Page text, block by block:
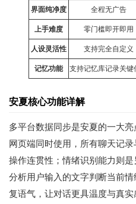
界面纯净度 全程无广告
上手难度 零门槛即开即用
人设灵活性 支持完全自定义
记忆功能 支持记忆库记录关键
安夏核心功能详解
多平台数据同步是安夏的一大
网页端同时使用，所有聊天记
操作连贯性；情绪识别能力则
分析用户输入的文字判断当前
复语气，让对话更具温度与真